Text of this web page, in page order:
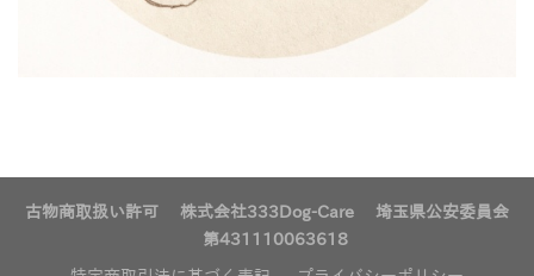
古物商取扱い許可 株式会社333Dog-Care 埼玉県公安委員会
第431110063618